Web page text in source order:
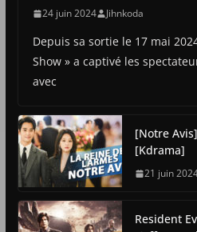
24 juin 2024 Jihnkoda
Depuis sa sortie le 17 mai
Show » a captivé les
avec
[Notre
[Kdrama]
21 juin
Resident